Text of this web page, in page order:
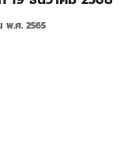
พ.ศ. 2565